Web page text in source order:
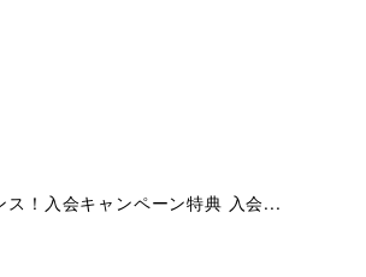
！入会キャンペーン特典 入会...